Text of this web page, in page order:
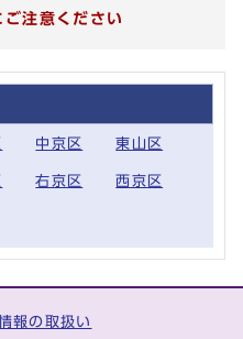
注意ください
中京区 東山区
右京区 西京区
報の取扱い